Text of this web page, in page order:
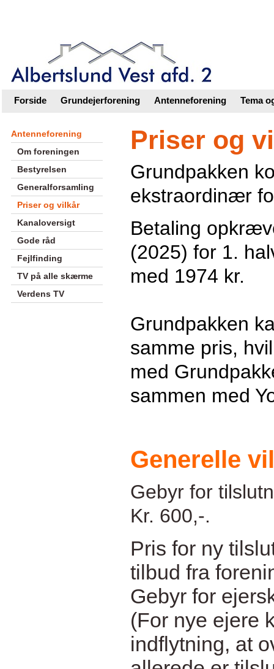
Forside Grundejerforening Antenneforening Tema
Antenneforening
Om foreningen
Bestyrelsen
Generalforsamling
Priser og vilkår
Kanaloversigt
Gode råd
Fejlfinding
TV på alle skærme
Verdens TV
Priser og
Grundpakken
ekstraordinær
Betaling
(2025) for 1.
med 1974 kr.
Grundpakken
samme pris,
med
sammen med
Generelle
Gebyr for
Kr. 600,-.
Pris for ny
tilbud fra
Gebyr for
(For nye ejere
indflytning, at